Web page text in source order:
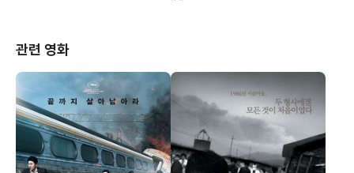
관련 영화